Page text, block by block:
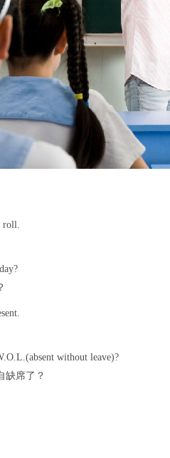
roll.
without leave)?
缺席了？